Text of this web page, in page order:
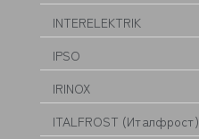
INTERELEKTRIK
IPSO
IRINOX
ITALFROST (Италфрост)